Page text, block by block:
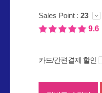
Sales Point : 23
9.6
카드/간편결제 할인